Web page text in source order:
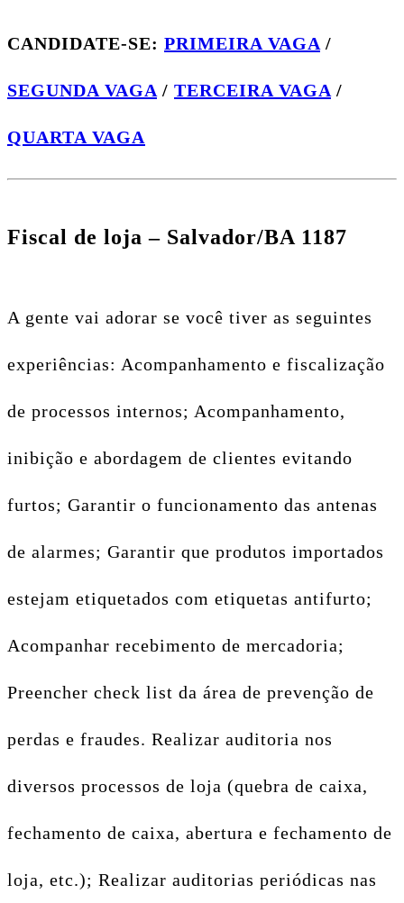
CANDIDATE-SE: PRIMEIRA VAGA /
SEGUNDA VAGA / TERCEIRA VAGA /
QUARTA VAGA
Fiscal de loja – Salvador/BA 1187
A gente vai adorar se você tiver as seguintes
experiências: Acompanhamento e fiscalização
de processos internos; Acompanhamento,
inibição e abordagem de clientes evitando
furtos; Garantir o funcionamento das antenas
de alarmes; Garantir que produtos importados
estejam etiquetados com etiquetas antifurto;
Acompanhar recebimento de mercadoria;
Preencher check list da área de prevenção de
perdas e fraudes. Realizar auditoria nos
diversos processos de loja (quebra de caixa,
fechamento de caixa, abertura e fechamento de
loja, etc.); Realizar auditorias periódicas nas